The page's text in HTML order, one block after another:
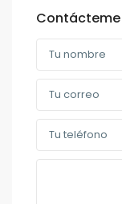
Contácteme